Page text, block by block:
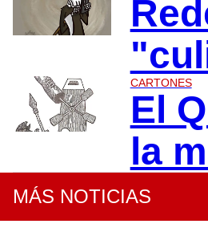
CARTONES
El
la
MÁS NOTICIAS